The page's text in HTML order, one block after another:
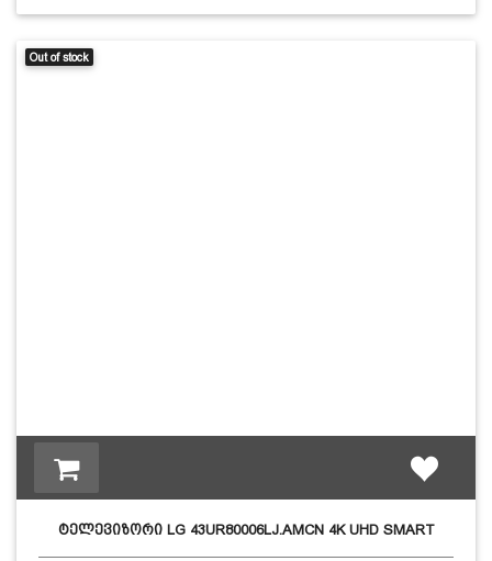
Out of stock
ტელევიზორი LG 43UR80006LJ.AMCN 4K UHD SMART